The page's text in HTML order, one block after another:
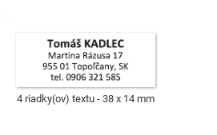
4 riadky(ov) textu 38 x 14 mm